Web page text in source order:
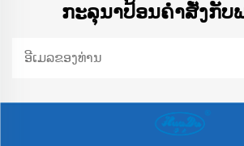
ກະລຸນາປ້ອນຄຳສັ່ງກັບ